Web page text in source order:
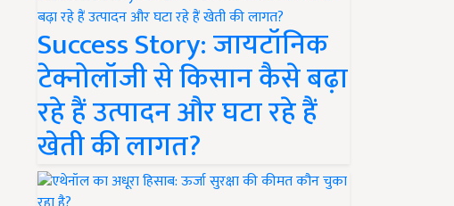
Success Story: जायटॉनिक
टेक्नोलॉजी से किसान कैसे बढ़ा
रहे हैं उत्पादन और घटा रहे हैं
खेती की लागत?